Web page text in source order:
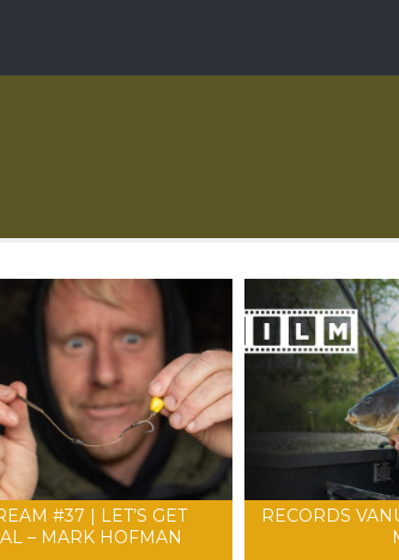
#37 | LET’S GET
– MARK HOFMAN
RECORDS